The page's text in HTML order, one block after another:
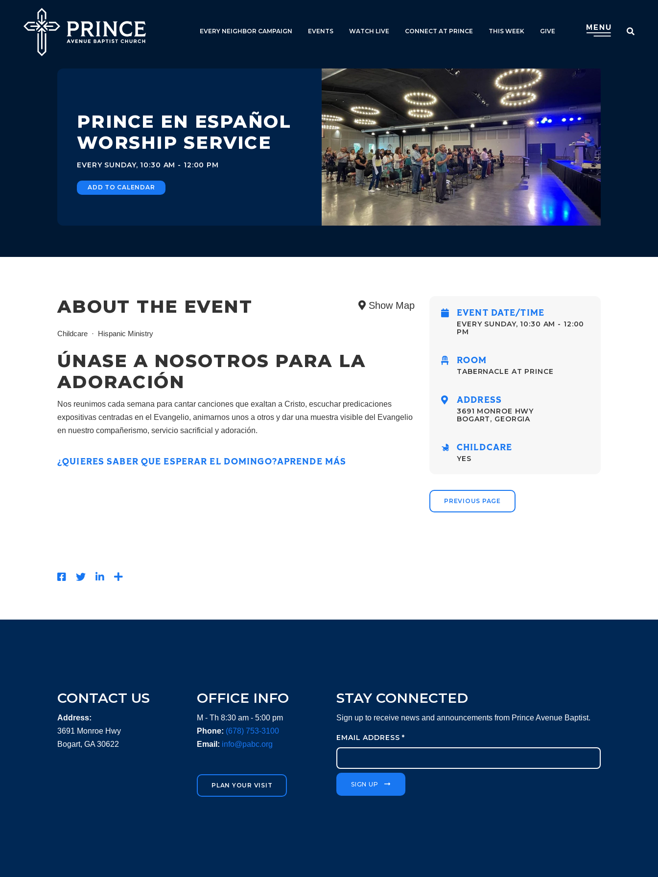
EVERY NEIGHBOR CAMPAIGN EVENTS WATCH LIVE CONNECT AT PRINCE THIS WEEK GIVE
PRINCE EN ESPAÑOL
WORSHIP SERVICE
EVERY SUNDAY, 10:30 AM - 12:00 PM
ADD TO CALENDAR
ABOUT THE EVENT Show Map
Childcare Hispanic Ministry
ÚNASE A NOSOTROS PARA LA
ADORACIÓN
Nos reunimos cada semana para cantar canciones que exaltan a Cristo, escuchar predicaciones
expositivas centradas en el Evangelio, animarnos unos a otros y dar una muestra visible del Evangelio
en nuestro compañerismo, servicio sacrificial y adoración.
¿QUIERES SABER QUE ESPERAR EL DOMINGO?APRENDE MÁS
EVENT DATE/TIME
EVERY SUNDAY, 10:30 AM - 12:00
PM
ROOM
TABERNACLE AT PRINCE
ADDRESS
3691 MONROE HWY
BOGART, GEORGIA
CHILDCARE
YES
PREVIOUS PAGE
CONTACT US
Address:
3691 Monroe Hwy
Bogart, GA 30622
OFFICE INFO
M - Th 8:30 am - 5:00 pm
Phone: (678) 753-3100
Email: info@pabc.org
PLAN YOUR VISIT
STAY CONNECTED
Sign up to receive news and announcements from Prince Avenue Baptist.
EMAIL ADDRESS*
SIGN UP